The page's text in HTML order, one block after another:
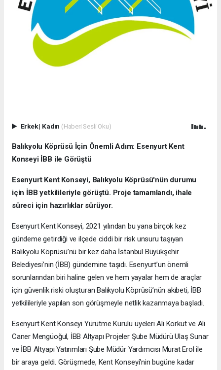
Erkek| Kadın (Haberi Sesli Oku)
Balıkyolu Köprüsü İçin Önemli Adım: Esenyurt Kent
Konseyi İBB ile Görüştü
Esenyurt Kent Konseyi, Balıkyolu Köprüsü'nün durumu
için İBB yetkilileriyle görüştü. Proje tamamlandı, ihale
süreci için hazırlıklar sürüyor.
Esenyurt Kent Konseyi, 2021 yılından bu yana birçok kez
gündeme getirdiği ve ilçede ciddi bir risk unsuru taşıyan
Balıkyolu Köprüsü’nü bir kez daha İstanbul Büyükşehir
Belediyesi’nin (İBB) gündemine taşıdı. Esenyurt’un önemli
sorunlarından biri haline gelen ve hem yayalar hem de araçlar
için güvenlik riski oluşturan Balıkyolu Köprüsü’nün akıbeti, İBB
yetkilileriyle yapılan son görüşmeyle netlik kazanmaya başladı.
Esenyurt Kent Konseyi Yürütme Kurulu üyeleri Ali Korkut ve Ali
Caner Mengüoğul, İBB Altyapı Projeler Şube Müdürü Ulaş Sunar
ve İBB Altyapı Yatırımları Şube Müdür Yardımcısı Murat Erol ile
bir araya geldi. Görüşmede, Kent Konseyi'nin bugüne kadar